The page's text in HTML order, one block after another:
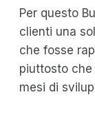
Per questo
clienti una
che fosse
piuttosto che
mesi di